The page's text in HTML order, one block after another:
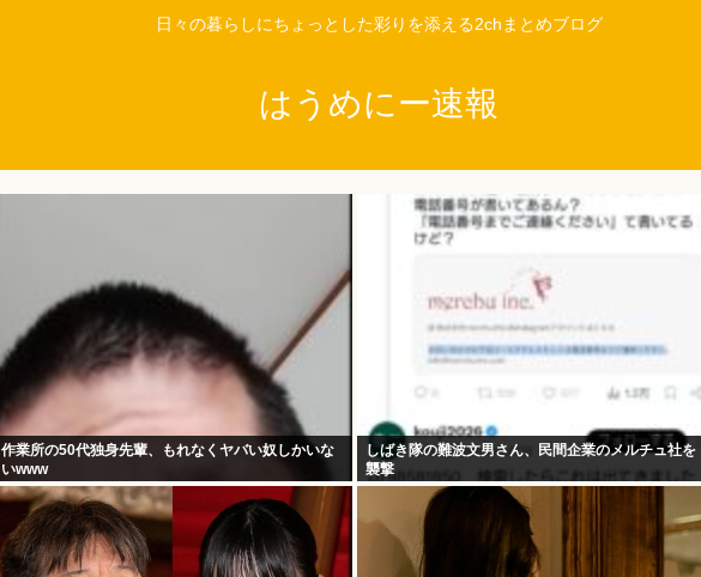
日々の暮らしにちょっとした彩りを添える2chまとめブログ
はうめにー速報
作業所の50代独身先輩、もれなくヤバい奴しかいな
いwww
しばき隊の難波文男さん、民間企業のメルチュ社を
襲撃